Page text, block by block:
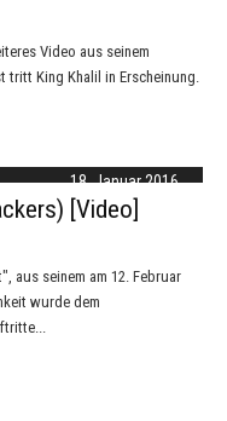
Video aus seinem
tritt King Khalil in Erscheinung.
18. Januar 2016
[Video]
aus seinem am 12. Februar
wurde dem